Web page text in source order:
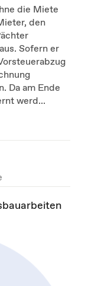
die Miete
den
Sofern er
Da am Ende
werd...